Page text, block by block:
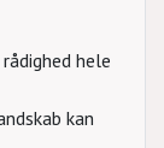
hele
kan